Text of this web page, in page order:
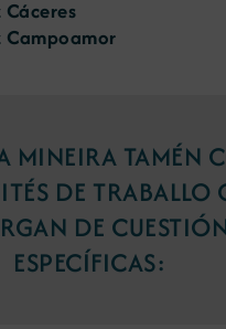
Cáceres
Campoamor
MINEIRA TAMÉN
DE TRABALLO
DE
ESPECÍFICAS: